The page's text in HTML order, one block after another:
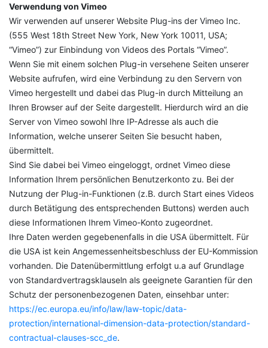
Verwendung von Vimeo
Wir verwenden auf unserer Website Plug-ins der Vimeo Inc.
(555 West 18th Street New York, New York 10011, USA;
“Vimeo”) zur Einbindung von Videos des Portals “Vimeo”.
Wenn Sie mit einem solchen Plug-in versehene Seiten unserer
Website aufrufen, wird eine Verbindung zu den Servern von
Vimeo hergestellt und dabei das Plug-in durch Mitteilung an
Ihren Browser auf der Seite dargestellt. Hierdurch wird an die
Server von Vimeo sowohl Ihre IP-Adresse als auch die
Information, welche unserer Seiten Sie besucht haben,
übermittelt.
Sind Sie dabei bei Vimeo eingeloggt, ordnet Vimeo diese
Information Ihrem persönlichen Benutzerkonto zu. Bei der
Nutzung der Plug-in-Funktionen (z.B. durch Start eines Videos
durch Betätigung des entsprechenden Buttons) werden auch
diese Informationen Ihrem Vimeo-Konto zugeordnet.
Ihre Daten werden gegebenenfalls in die USA übermittelt. Für
die USA ist kein Angemessenheitsbeschluss der EU-Kommission
vorhanden. Die Datenübermittlung erfolgt u.a auf Grundlage
von Standardvertragsklauseln als geeignete Garantien für den
Schutz der personenbezogenen Daten, einsehbar unter:
https://ec.europa.eu/info/law/law-topic/data-
protection/international-dimension-data-protection/standard-
contractual-clauses-scc_de.